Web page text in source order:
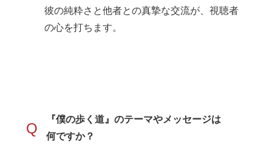
彼の純粋さと他者との真摯な交流が、視聴者
の心を打ちます。
Q
『僕の歩く道』のテーマやメッセージは
何ですか？